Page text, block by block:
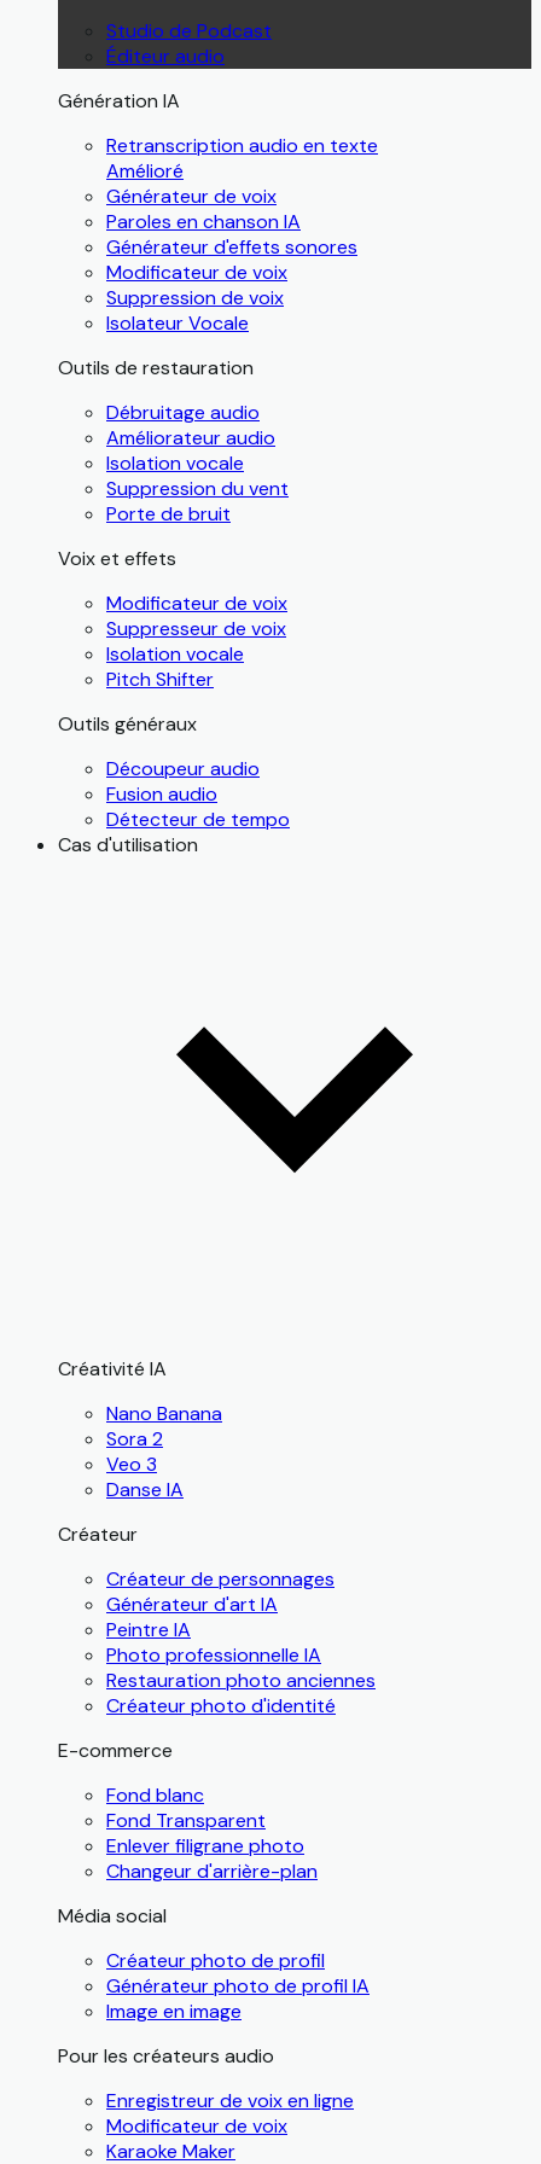
Studio de Podcast
Éditeur audio
Génération IA
Retranscription audio en texte
Amélioré
Générateur de voix
Paroles en chanson IA
Générateur d'effets sonores
Modificateur de voix
Suppression de voix
Isolateur Vocale
Outils de restauration
Débruitage audio
Améliorateur audio
Isolation vocale
Suppression du vent
Porte de bruit
Voix et effets
Modificateur de voix
Suppresseur de voix
Isolation vocale
Pitch Shifter
Outils généraux
Découpeur audio
Fusion audio
Détecteur de tempo
Cas d'utilisation
Créativité IA
Nano Banana
Sora 2
Veo 3
Danse IA
Créateur
Créateur de personnages
Générateur d'art IA
Peintre IA
Photo professionnelle IA
Restauration photo anciennes
Créateur photo d'identité
E-commerce
Fond blanc
Fond Transparent
Enlever filigrane photo
Changeur d'arrière-plan
Média social
Créateur photo de profil
Générateur photo de profil IA
Image en image
Pour les créateurs audio
Enregistreur de voix en ligne
Modificateur de voix
Karaoke Maker